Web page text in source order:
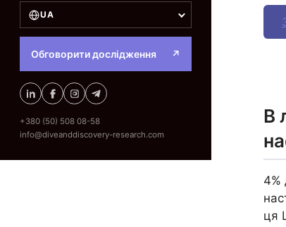
UA
Обговорити дослідження ↗
+380 (50) 508 08-58
info@diveanddiscovery-research.com
В
4%
ця